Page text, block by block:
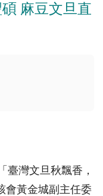
麻豆文旦直
灣文旦秋飄香，
會黃金城副主任委